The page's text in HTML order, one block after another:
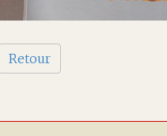
Retour